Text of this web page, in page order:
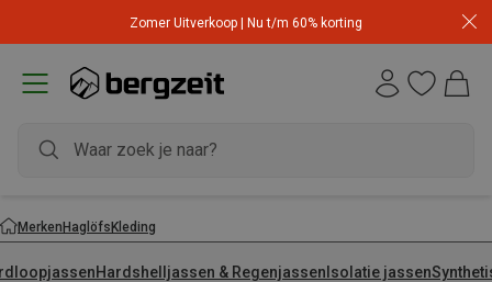
Zomer Uitverkoop | Nu t/m 60% korting
MerkenHaglöfsKleding
Hardshelljassen & Regenjassen Isolatie jassen